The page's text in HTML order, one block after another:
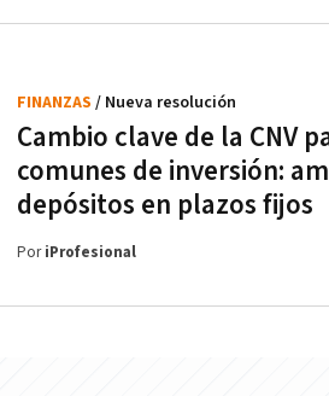
Cambio clave de la CNV
comunes de inversión:
depósitos en plazos fijos
FINANZAS / Nueva resolución
PoriProfesional